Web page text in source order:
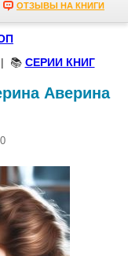
ОТЗЫВЫ НА КНИГИ
| 📚 СЕРИИ КНИГ
Аверина